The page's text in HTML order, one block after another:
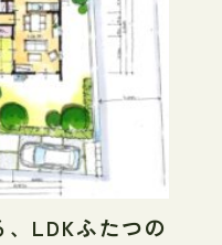
LDKふたつの